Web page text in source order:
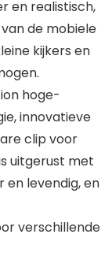
en realistisch,
de mobiele
kijkers en
hoge-
innovatieve
clip voor
uitgerust met
en levendig, en
verschillende